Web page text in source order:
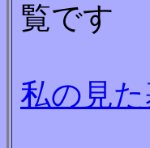
覧です
私の見